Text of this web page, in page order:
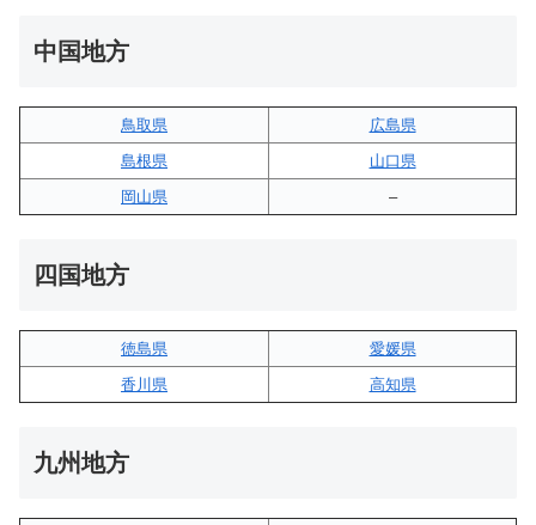
中国地方
鳥取県
広島県
島根県
山口県
岡山県
–
四国地方
徳島県
愛媛県
香川県
高知県
九州地方